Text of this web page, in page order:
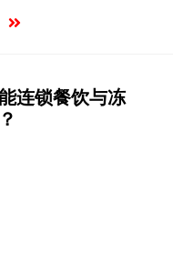
连锁餐饮与冻